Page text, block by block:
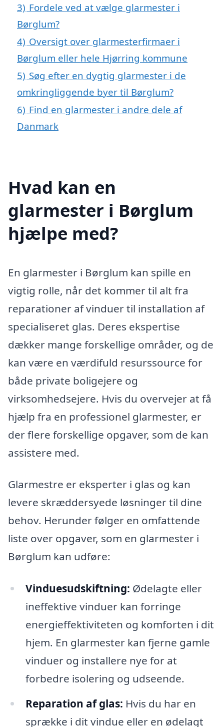
3) Fordele ved at vælge glarmester i
Børglum?
4) Oversigt over glarmesterfirmaer i
Børglum eller hele Hjørring kommune
5) Søg efter en dygtig glarmester i de
omkringliggende byer til Børglum?
6) Find en glarmester i andre dele af
Danmark
Hvad kan en
glarmester i Børglum
hjælpe med?
En glarmester i Børglum kan spille en
vigtig rolle, når det kommer til alt fra
reparationer af vinduer til installation af
specialiseret glas. Deres ekspertise
dækker mange forskellige områder, og de
kan være en værdifuld resurssource for
både private boligejere og
virksomhedsejere. Hvis du overvejer at få
hjælp fra en professionel glarmester, er
der flere forskellige opgaver, som de kan
assistere med.
Glarmestre er eksperter i glas og kan
levere skræddersyede løsninger til dine
behov. Herunder følger en omfattende
liste over opgaver, som en glarmester i
Børglum kan udføre:
Vinduesudskiftning: Ødelagte eller
ineffektive vinduer kan forringe
energieffektiviteten og komforten i dit
hjem. En glarmester kan fjerne gamle
vinduer og installere nye for at
forbedre isolering og udseende.
Reparation af glas: Hvis du har en
sprække i dit vindue eller en ødelagt